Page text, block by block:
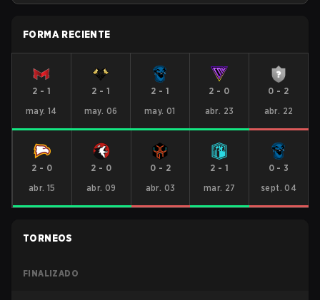
FORMA RECIENTE
2 - 1
may. 14
2 - 1
may. 06
2 - 1
may. 01
2 - 0
abr. 23
0 - 2
abr. 22
2 - 0
abr. 15
2 - 0
abr. 09
0 - 2
abr. 03
2 - 1
mar. 27
0- 3
sept. 04
TORNEOS
FINALIZADO